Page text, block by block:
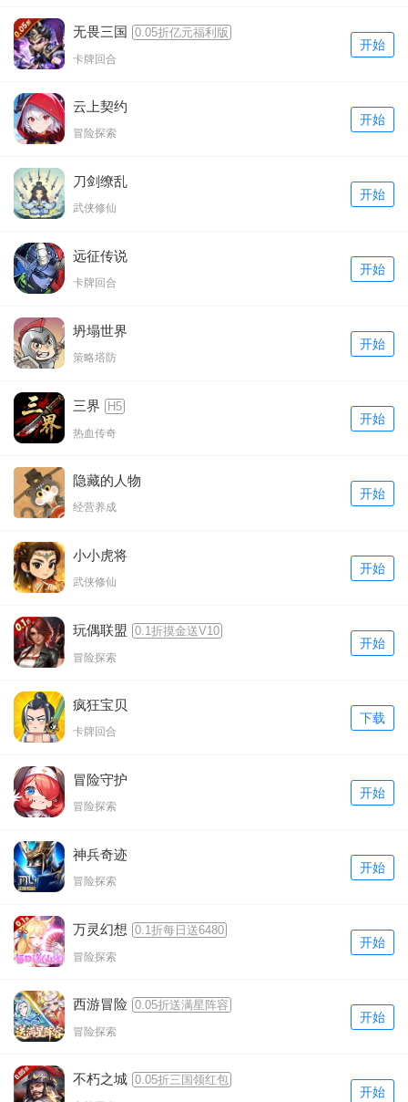
无畏三国 0.05折亿元福利版
卡牌回合
开始
云上契约
冒险探索
开始
刀剑缭乱
武侠修仙
开始
远征传说
卡牌回合
开始
坍塌世界
策略塔防
开始
三界 H5
热血传奇
开始
隐藏的人物
经营养成
开始
小小虎将
武侠修仙
开始
玩偶联盟 0.1折摸金送V10
冒险探索
开始
疯狂宝贝
卡牌回合
下载
冒险守护
冒险探索
开始
神兵奇迹
冒险探索
开始
万灵幻想 0.1折每日送6480
冒险探索
开始
西游冒险 0.05折送满星阵容
冒险探索
开始
不朽之城 0.05折三国领红包
开始